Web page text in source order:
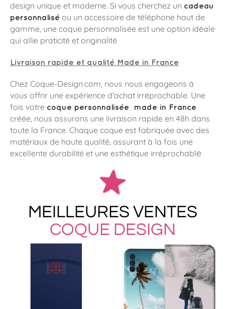
design unique et moderne. Si vous cherchez un cadeau
personnalisé ou un accessoire de téléphone haut de
gamme, une coque personnalisée est une option idéale
qui allie praticité et originalité
Livraison rapide et qualité Made in France
Chez Coque-Design.com, nous nous engageons à
vous offrir une expérience d'achat irréprochable. Une
fois votre coque personnalisée made in France
créée, nous assurons une livraison rapide en 48h dans
toute la France. Chaque coque est fabriquée avec des
matériaux de haute qualité, assurant à la fois une
excellente durabilité et une esthétique irréprochable
MEILLEURES VENTES
COQUE DESIGN